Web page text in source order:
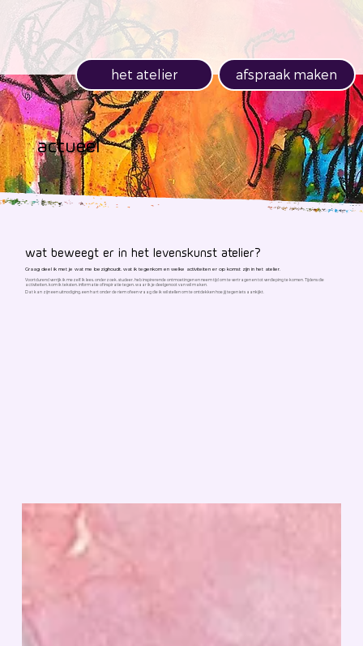
afspraak maken
het atelier
actueel
wat beweegt er in het levenskunst atelier?
Graag deel ik met je wat me bezighoudt, wat ik tegenkom en welke activiteiten er op komst zijn in het atelier.
Dat kan zijn een uitnodiging, een hart onder de riem of een vraag die ik wil stellen om te ontdekken hoe jij tegen iets aankijkt.
Voortdurend verrijk ik mezelf. Ik lees, onderzoek, studeer, heb inspirerende ontmoetingen en neem tijd om te vertragen en tot verdieping te komen. Tijdens die
activiteiten, kom ik teksten, informatie of inspiratie tegen, waar ik je deelgenoot van wil maken.